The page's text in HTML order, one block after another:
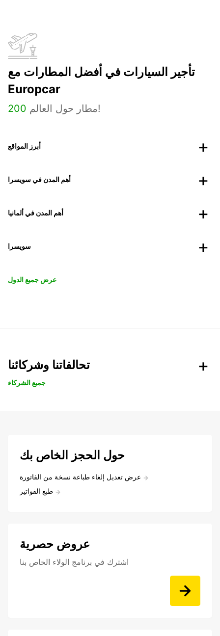
تأجير السيارات في أفضل المطارات مع
Europcar
200 مطار حول العالم!
أبرز المواقع
أهم المدن في سويسرا
أهم المدن في ألمانيا
سويسرا
عرض جميع الدول
تحالفاتنا وشركائنا
جميع الشركاء
حول الحجز الخاص بك
عرض تعديل إلغاء طباعة نسخة من الفاتورة
طبع الفواتير
عروض حصرية
اشترك في برنامج الولاء الخاص بنا